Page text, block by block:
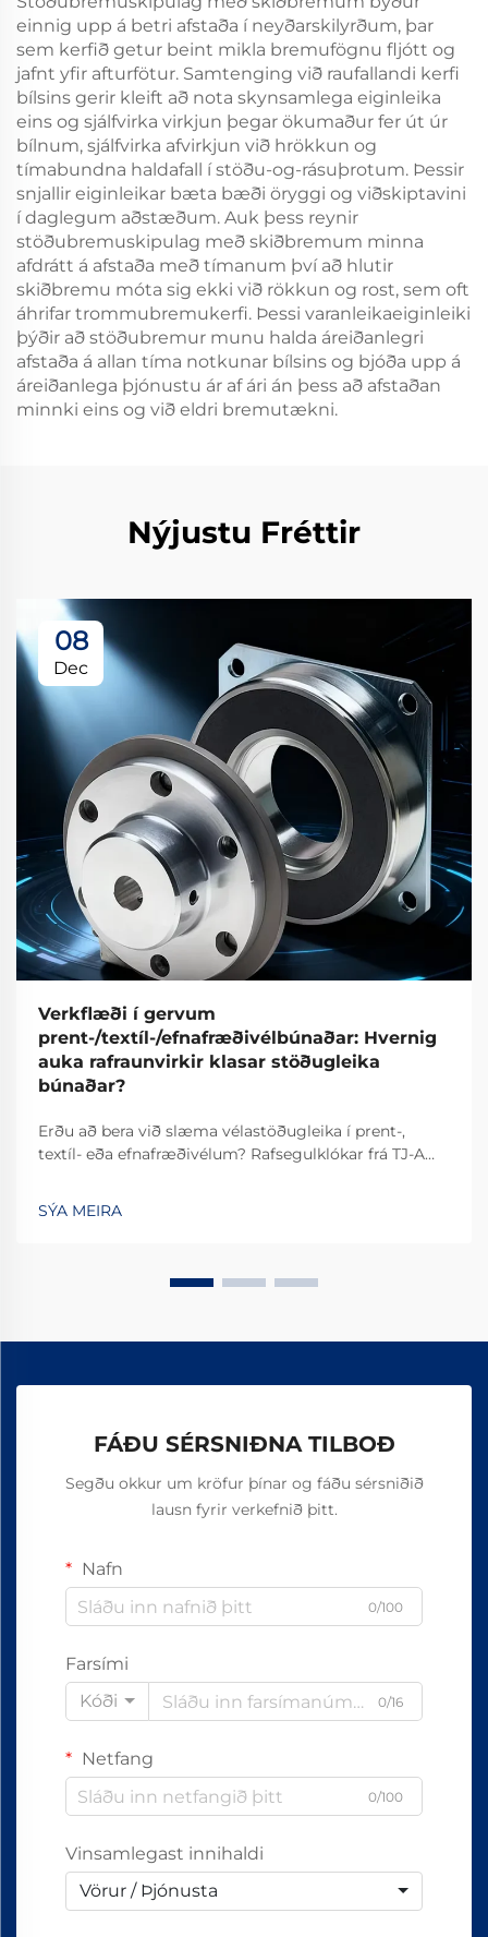
einnig upp á betri afstaða í neyðarskilyrðum, þar
sem kerfið getur beint mikla bremufögnu fljótt og
jafnt yfir afturfötur. Samtenging við raufallandi kerfi
bílsins gerir kleift að nota skynsamlega eiginleika
eins og sjálfvirka virkjun þegar ökumaður fer út úr
bílnum, sjálfvirka afvirkjun við hrökkun og
tímabundna haldafall í stöðu-og-rásuþrotum. Þessir
snjallir eiginleikar bæta bæði öryggi og viðskiptavini
í daglegum aðstæðum. Auk þess reynir
stöðubremuskipulag með skiðbremum minna
afdrátt á afstaða með tímanum því að hlutir
skiðbremu móta sig ekki við rökkun og rost, sem oft
áhrifar trommubremukerfi. Þessi varanleikaeiginleiki
þýðir að stöðubremur munu halda áreiðanlegri
afstaða á allan tíma notkunar bílsins og bjóða upp á
áreiðanlega þjónustu ár af ári án þess að afstaðan
minnki eins og við eldri bremutækni.
Nýjustu Fréttir
08
Dec
Verkflæði í gervum
prent-/textíl-/efnafræðivélbúnaðar: Hvernig
auka rafraunvirkir klasar stöðugleika
búnaðar?
Erðu að bera við slæma vélastöðugleika í prent-,
textíl- eða efnafræðivélum? Rafsegulklókar frá TJ-A
öruggleika án asbests. Kynntu þér hvernig vinsælustu
alþjóðlegu framleiðendur ná 99,8% áreiðanleika –
SÝA MEIRA
FÁÐU SÉRSNIÐNA TILBOÐ
Segðu okkur um kröfur þínar og fáðu sérsniðið
lausn fyrir verkefnið þitt.
Nafn
0/100
Farsími
Kóði
0/16
Netfang
0/100
Vinsamlegast innihaldi
Vörur / Þjónusta